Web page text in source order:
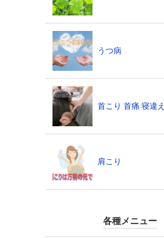
うつ病
首こり 首痛 寝違
肩こり
各種メニュー